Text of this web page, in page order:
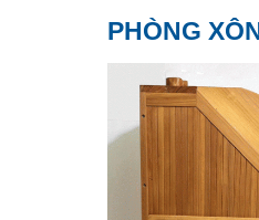
PHÒNG